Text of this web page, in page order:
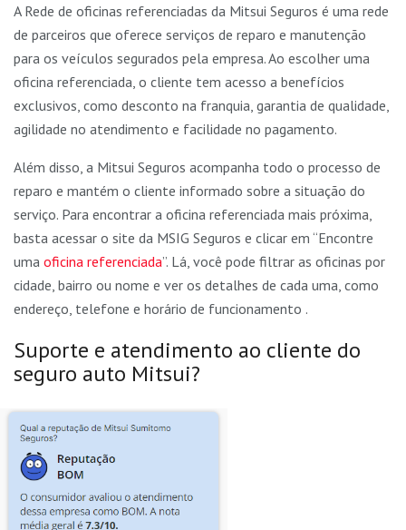
A Rede de oficinas referenciadas da Mitsui Seguros é uma rede
de parceiros que oferece serviços de reparo e manutenção
para os veículos segurados pela empresa. Ao escolher uma
oficina referenciada, o cliente tem acesso a benefícios
exclusivos, como desconto na franquia, garantia de qualidade,
agilidade no atendimento e facilidade no pagamento.
Além disso, a Mitsui Seguros acompanha todo o processo de
reparo e mantém o cliente informado sobre a situação do
serviço. Para encontrar a oficina referenciada mais próxima,
basta acessar o site da MSIG Seguros e clicar em “Encontre
uma oficina referenciada”. Lá, você pode filtrar as oficinas por
cidade, bairro ou nome e ver os detalhes de cada uma, como
endereço, telefone e horário de funcionamento .
Suporte e atendimento ao cliente do
seguro auto Mitsui?